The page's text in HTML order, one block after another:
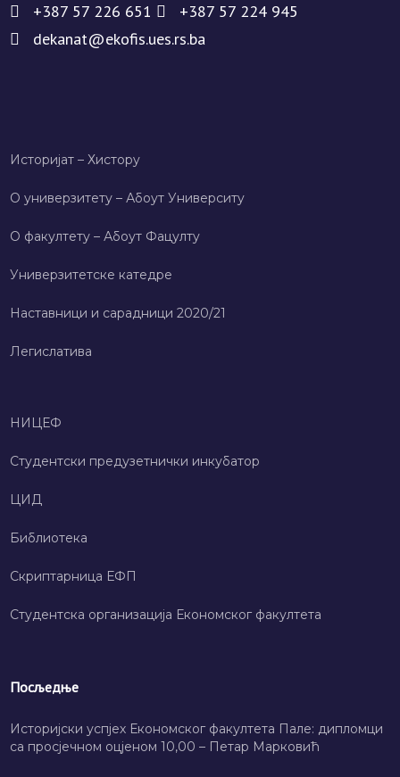
+387 57 226 651
+387 57 224 945
dekanat@ekofis.ues.rs.ba
Историјат – Хисторy
О универзитету – Абоут Университy
О факултету – Абоут Фацултy
Универзитетске катедре
Наставници и сарадници 2020/21
Легислатива
НИЦЕФ
Студентски предузетнички инкубатор
ЦИД
Библиотека
Скриптарница ЕФП
Студентска организација Економског факултета
Посљедње
Историјски успјех Економског факултета Пале: дипломци
са просјечном оцјеном 10,00 – Петар Марковић